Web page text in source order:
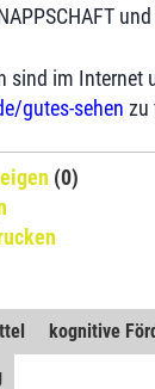
sind im Internet
gutes-sehen zu
(0)
kognitive